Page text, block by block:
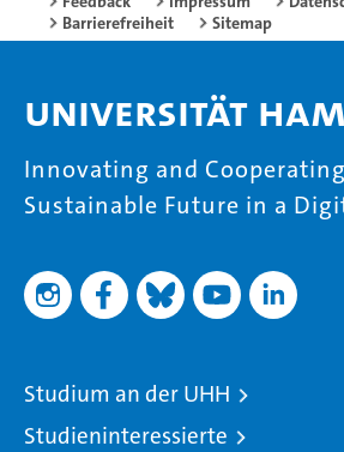
Barrierefreiheit
Sitemap
Universität
Innovating and
Sustainable Future in a
Studium an der UHH
Studieninteressierte